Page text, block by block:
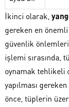
İkinci olarak,
gereken en
güvenlik
işlemi sırasında,
oynamak tehlikeli
yapılması
önce, tüplerin